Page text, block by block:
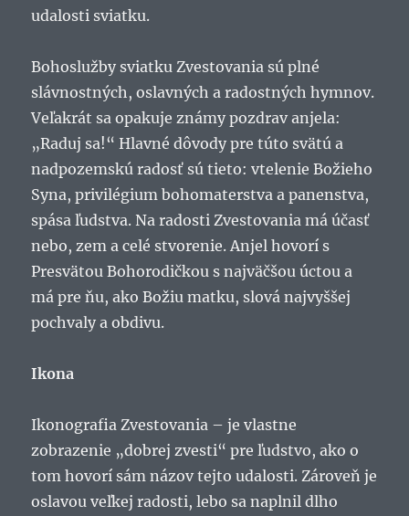
udalosti sviatku.
Bohoslužby sviatku Zvestovania sú plné
slávnostných, oslavných a radostných hymnov.
Veľakrát sa opakuje známy pozdrav anjela:
„Raduj sa!“ Hlavné dôvody pre túto svätú a
nadpozemskú radosť sú tieto: vtelenie Božieho
Syna, privilégium bohomaterstva a panenstva,
spása ľudstva. Na radosti Zvestovania má účasť
nebo, zem a celé stvorenie. Anjel hovorí s
Presvätou Bohorodičkou s najväčšou úctou a
má pre ňu, ako Božiu matku, slová najvyššej
pochvaly a obdivu.
Ikona
Ikonografia Zvestovania – je vlastne
zobrazenie „dobrej zvesti“ pre ľudstvo, ako o
tom hovorí sám názov tejto udalosti. Zároveň je
oslavou veľkej radosti, lebo sa naplnil dlho